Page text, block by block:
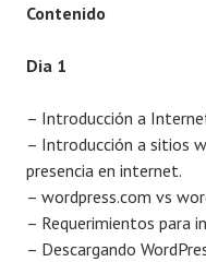
Contenido
Dia 1
– Introducción a
– Introducción a sitios
presencia en internet.
– wordpress.com vs
– Requerimientos para
– Descargando